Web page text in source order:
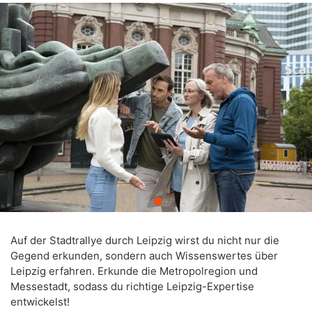
Auf der Stadtrallye durch Leipzig wirst du nicht nur die
Gegend erkunden, sondern auch Wissenswertes über
Leipzig erfahren. Erkunde die Metropolregion und
Messestadt, sodass du richtige Leipzig-Expertise
entwickelst!